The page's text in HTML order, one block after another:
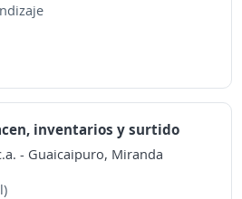
inventarios y surtido
- Guaicaipuro, Miranda